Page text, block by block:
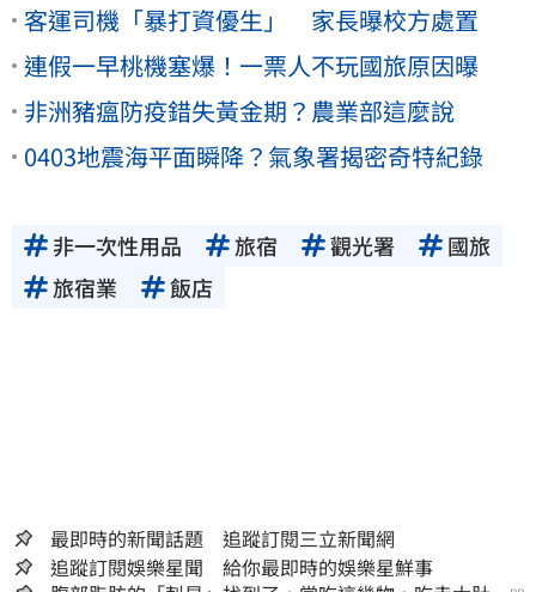
客運司機「暴打資優生」 家長曝校方處置
連假一早桃機塞爆！一票人不玩國旅原因曝
非洲豬瘟防疫錯失黃金期？農業部這麼說
0403地震海平面瞬降？氣象署揭密奇特紀錄
非一次性用品 旅宿 觀光署
國旅
旅宿業
飯店
最即時的新聞話題 追蹤訂閱三立新聞網
追蹤訂閱娛樂星聞 給你最即時的娛樂星鮮事